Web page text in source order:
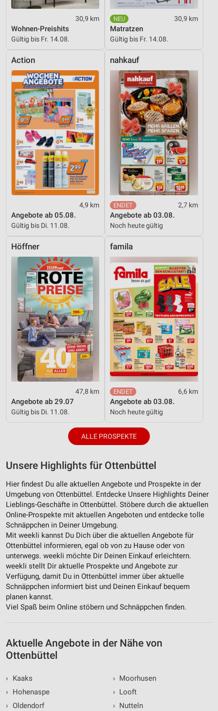
30,9 km
Wohnen-Preishits
Gültig bis Fr. 14.08.
30,9 km
Matratzen
Gültig bis Fr. 14.08.
Action
4,9 km
Angebote ab 05.08.
Gültig bis Di. 11.08.
nahkauf
2,7 km
Angebote ab 03.08.
Noch heute gültig
Höffner
47,8 km
Angebote ab 29.07
Gültig bis Di. 11.08.
famila
6,6 km
Angebote ab 03.08.
Noch heute gültig
ALLE PROSPEKTE
Unsere Highlights für Ottenbüttel
Hier findest Du alle aktuellen Angebote und Prospekte in der
Umgebung von Ottenbüttel. Entdecke Unsere Highlights Deiner
Lieblings-Geschäfte in Ottenbüttel. Stöbere durch die aktuellen
Online-Prospekte mit aktuellen Angeboten und entdecke tolle
Schnäppchen in Deiner Umgebung.
Mit weekli kannst Du Dich über die aktuellen Angebote für
Ottenbüttel informieren, egal ob von zu Hause oder von
unterwegs. weekli möchte Dir Deinen Einkauf erleichtern.
weekli stellt Dir aktuelle Prospekte und Angebote zur
Verfügung, damit Du in Ottenbüttel immer über aktuelle
Schnäppchen informiert bist und Deinen Einkauf bequem
planen kannst.
Viel Spaß beim Online stöbern und Schnäppchen finden.
Aktuelle Angebote in der Nähe von
Ottenbüttel
›
Kaaks
›
Hohenaspe
›
Oldendorf
› Moorhusen
› Looft
› Nutteln